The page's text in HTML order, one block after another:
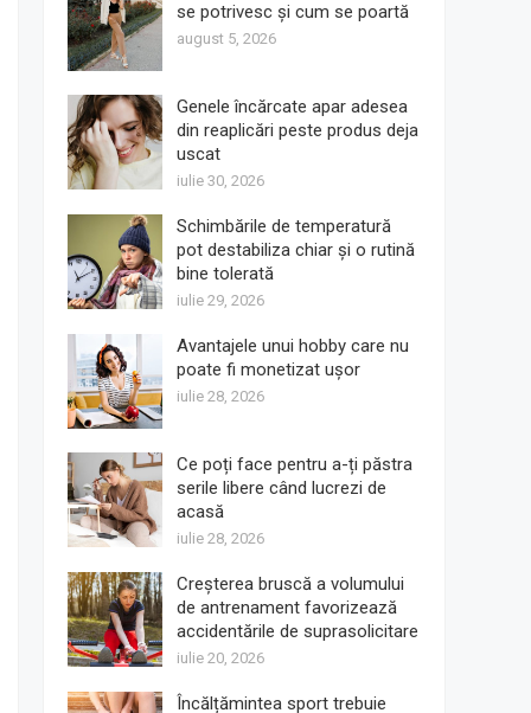
se potrivesc și cum se poartă
august 5, 2026
Genele încărcate apar adesea
din reaplicări peste produs deja
uscat
iulie 30, 2026
Schimbările de temperatură
pot destabiliza chiar și o rutină
bine tolerată
iulie 29, 2026
Avantajele unui hobby care nu
poate fi monetizat ușor
iulie 28, 2026
Ce poți face pentru a-ți păstra
serile libere când lucrezi de
acasă
iulie 28, 2026
Creșterea bruscă a volumului
de antrenament favorizează
accidentările de suprasolicitare
iulie 20, 2026
Încălțămintea sport trebuie